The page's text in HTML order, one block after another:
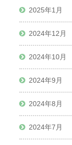
2025年1月
2024年12月
2024年10月
2024年9月
2024年8月
2024年7月